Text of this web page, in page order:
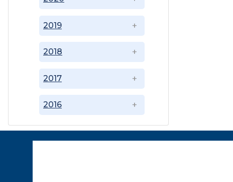
2016
2017
2018
2019